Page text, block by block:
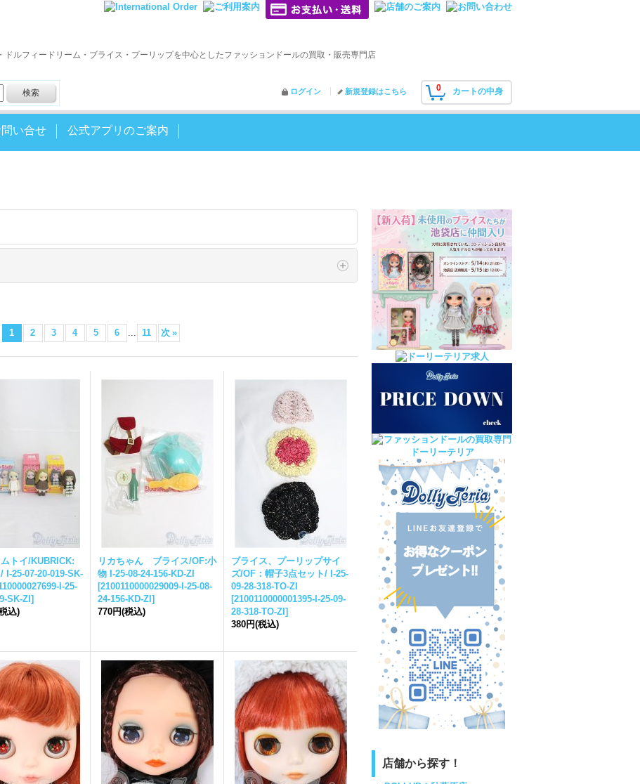
ドルフィードリーム・ブライス・プーリップを中心としたファッションドールの買取・販売専門店
0 カートの中身
ログイン 新規登録はこちら
問い合せ 公式アプリのご案内
1 2 3 4 5 6 ... 11 次 »
トイ/KUBRICK:
/ I-25-07-20-019-SK-
I-25-
SK-ZI ]
込)
リカちゃん ブライス/OF:小
物 I-25-08-24-156-KD-ZI
[2100110000029009-I-25-08-
24-156-KD-ZI ]
770円(税込)
ブライス、プーリップサイ
ズ/OF：帽子3点セット/ I-25-
09-28-318-TO-ZI
[2100110000001395-I-25-09-
28-318-TO-ZI ]
380円(税込)
店舗から探す！